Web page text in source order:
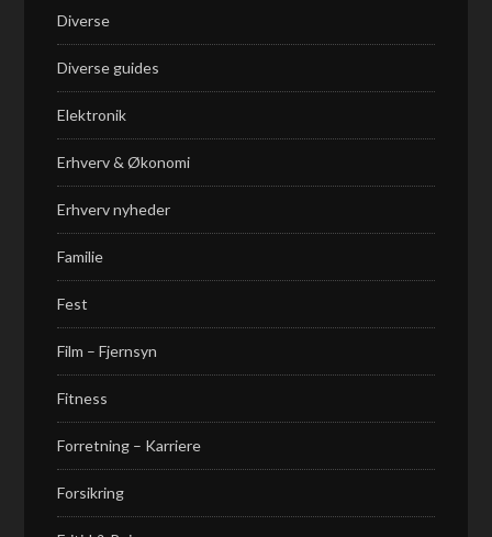
Diverse
Diverse guides
Elektronik
Erhverv & Økonomi
Erhverv nyheder
Familie
Fest
Film – Fjernsyn
Fitness
Forretning – Karriere
Forsikring